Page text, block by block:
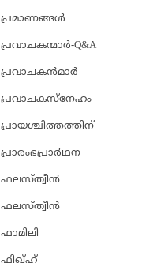
പ്രമാണങ്ങള്‍
പ്രവാചകന്മാര്‍-Q&A
പ്രവാചകന്‍മാര്‍
പ്രവാചകസ്‌നേഹം
പ്രായശ്ചിത്തത്തിന്
പ്രാരംഭപ്രാര്‍ഥന
ഫലസ്ത്വീൻ
ഫലസ്ത്വീൻ
ഫാമിലി
ഫിഖ്ഹ്